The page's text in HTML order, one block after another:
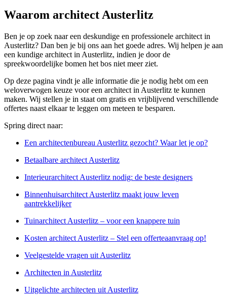
Waarom architect Austerlitz
Ben je op zoek naar een deskundige en professionele architect in
Austerlitz? Dan ben je bij ons aan het goede adres. Wij helpen je aan
een kundige architect in Austerlitz, indien je door de
spreekwoordelijke bomen het bos niet meer ziet.
Op deze pagina vindt je alle informatie die je nodig hebt om een
weloverwogen keuze voor een architect in Austerlitz te kunnen
maken. Wij stellen je in staat om gratis en vrijblijvend verschillende
offertes naast elkaar te leggen om meteen te besparen.
Spring direct naar:
Een architectenbureau Austerlitz gezocht? Waar let je op?
Betaalbare architect Austerlitz
Interieurarchitect Austerlitz nodig: de beste designers
Binnenhuisarchitect Austerlitz maakt jouw leven
aantrekkelijker
Tuinarchitect Austerlitz – voor een knappere tuin
Kosten architect Austerlitz – Stel een offerteaanvraag op!
Veelgestelde vragen uit Austerlitz
Architecten in Austerlitz
Uitgelichte architecten uit Austerlitz